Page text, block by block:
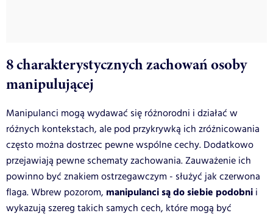
8 charakterystycznych zachowań osoby
manipulującej
Manipulanci mogą wydawać się różnorodni i działać w
różnych kontekstach, ale pod przykrywką ich zróżnicowania
często można dostrzec pewne wspólne cechy. Dodatkowo
przejawiają pewne schematy zachowania. Zauważenie ich
powinno być znakiem ostrzegawczym - służyć jak czerwona
flaga.Wbrew pozorom, manipulanci są do siebie podobni i
wykazują szereg takich samych cech, które mogą być